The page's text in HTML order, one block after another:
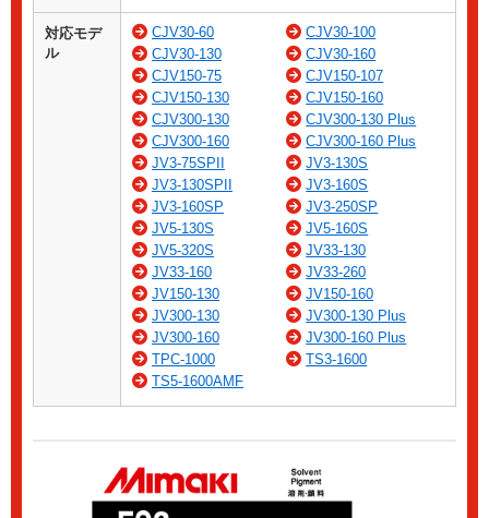
対応モデ
ル
CJV30-60
CJV30-100
CJV30-130
CJV30-160
CJV150-75
CJV150-107
CJV150-130
CJV150-160
CJV300-130
CJV300-130 Plus
CJV300-160
CJV300-160 Plus
JV3-75SPII
JV3-130S
JV3-130SPII
JV3-160S
JV3-160SP
JV3-250SP
JV5-130S
JV5-160S
JV5-320S
JV33-130
JV33-160
JV33-260
JV150-130
JV150-160
JV300-130
JV300-130 Plus
JV300-160
JV300-160 Plus
TPC-1000
TS3-1600
TS5-1600AMF